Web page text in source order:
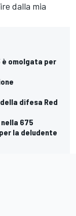
dalla mia
è omolgata per
difesa Red
675
la deludente